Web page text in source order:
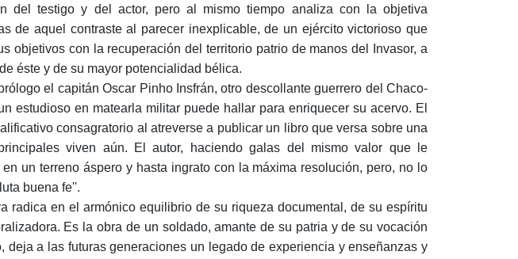
del testigo y del actor, pero al mismo tiempo analiza con la objetiva
de aquel contraste al parecer inexplicable, de un ejército victorioso que
objetivos con la recuperación del territorio patrio de manos del Invasor, a
éste y de su mayor potencialidad bélica.
el capitán Oscar Pinho Insfrán, otro descollante guerrero del Chaco-
estudioso en matearla militar puede hallar para enriquecer su acervo. El
consagratorio al atreverse a publicar un libro que versa sobre una
viven aún. El autor, haciendo galas del mismo valor que le
un terreno áspero y hasta ingrato con la máxima resolución, pero, no lo
buena fe''.
radica en el armónico equilibrio de su riqueza documental, de su espíritu
Es la obra de un soldado, amante de su patria y de su vocación
deja a las futuras generaciones un legado de experiencia y enseñanzas y